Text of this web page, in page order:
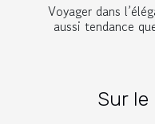
Voyager dans
aussi tendance
Sur